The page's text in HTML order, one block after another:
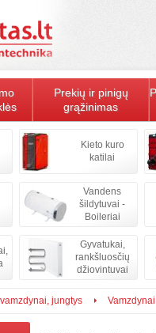
Prekių ir pinigų
grąžinimas
Kieto kuro
katilai
Vandens
šildytuvai -
Boileriai
Gyvatukai,
rankšluosčių
džiovintuvai
jungtys